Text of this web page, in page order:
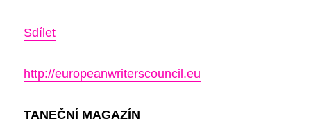
Sdílet
http://europeanwriterscouncil.eu
TANEČNÍ MAGAZÍN